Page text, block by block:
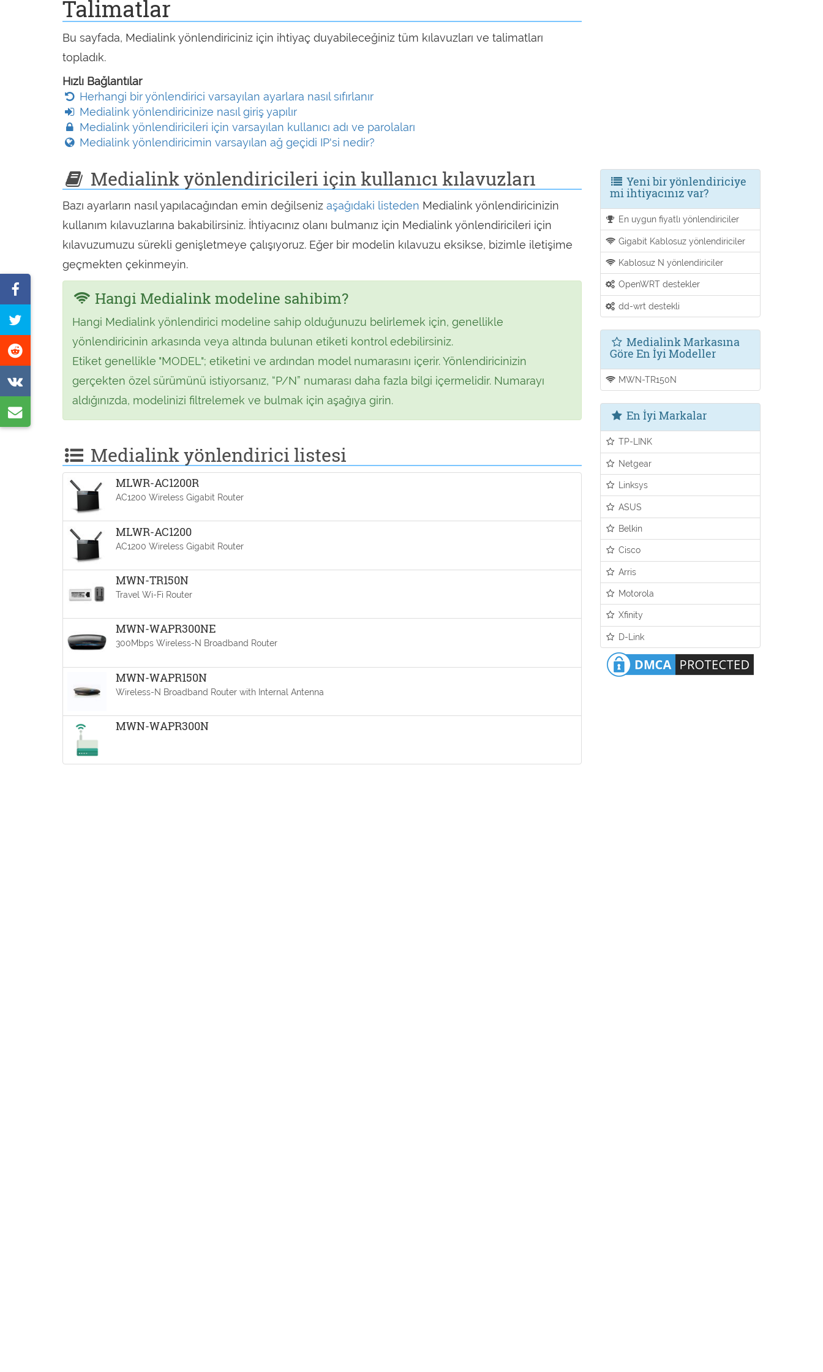
Talimatlar
Bu sayfada, Medialink yönlendiriciniz için ihtiyaç duyabileceğiniz tüm kılavuzları ve talimatları
topladık.
Hızlı Bağlantılar
Herhangi bir yönlendirici varsayılan ayarlara nasıl sıfırlanır
Medialink yönlendiricinize nasıl giriş yapılır
Medialink yönlendiricileri için varsayılan kullanıcı adı ve parolaları
Medialink yönlendiricimin varsayılan ağ geçidi IP'si nedir?
Medialink yönlendiricileri için kullanıcı kılavuzları
Bazı ayarların nasıl yapılacağından emin değilseniz aşağıdaki listeden Medialink yönlendiricinizin
kullanım kılavuzlarına bakabilirsiniz. İhtiyacınız olanı bulmanız için Medialink yönlendiricileri için
kılavuzumuzu sürekli genişletmeye çalışıyoruz. Eğer bir modelin kılavuzu eksikse, bizimle iletişime
geçmekten çekinmeyin.
Hangi Medialink modeline sahibim?
Hangi Medialink yönlendirici modeline sahip olduğunuzu belirlemek için, genellikle
yönlendiricinin arkasında veya altında bulunan etiketi kontrol edebilirsiniz.
Etiket genellikle "MODEL"; etiketini ve ardından model numarasını içerir. Yönlendiricinizin
gerçekten özel sürümünü istiyorsanız, “P/N” numarası daha fazla bilgi içermelidir. Numarayı
aldığınızda, modelinizi filtrelemek ve bulmak için aşağıya girin.
Medialink yönlendirici listesi
MLWR-AC1200R
AC1200 Wireless Gigabit Router
MLWR-AC1200
AC1200 Wireless Gigabit Router
MWN-TR150N
Travel Wi-Fi Router
MWN-WAPR300NE
300Mbps Wireless-N Broadband Router
MWN-WAPR150N
Wireless-N Broadband Router with Internal Antenna
MWN-WAPR300N
Facebook'ta
paylaş
sayfayı
Reddit'te
paylaş
paylaş
posta
paylaş
Yeni bir yönlendiriciye
mi ihtiyacınız var?
En uygun fiyatlı yönlendiriciler
Gigabit Kablosuz yönlendiriciler
Kablosuz N yönlendiriciler
OpenWRT destekler
dd-wrt destekli
Medialink Markasına
Göre En İyi Modeller
MWN-TR150N
En İyi Markalar
TP-LINK
Netgear
Linksys
ASUS
Belkin
Cisco
Arris
Motorola
Xfinity
D-Link